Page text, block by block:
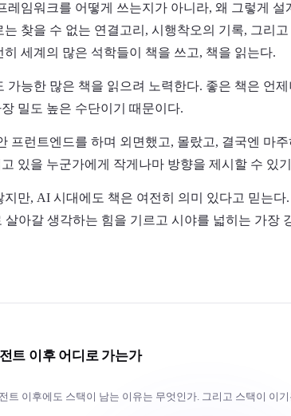
레임워크를 어떻게 쓰는지가 아니라, 왜 그렇게
찾을 수 없는 연결고리, 시행착오의 기록, 그리
세계의 많은 석학들이 책을 쓰고, 책을 읽는다.
가능한 많은 책을 읽으려 노력한다. 좋은 책은 언
밀도 높은 수단이기 때문이다.
프런트엔드를 하며 외면했고, 몰랐고, 결국엔 마
있을 누군가에게 작게나마 방향을 제시할 수 있
지만, AI 시대에도 책은 여전히 의미 있다고 믿는
아갈 생각하는 힘을 기르고 시야를 넓히는 가장
트 이후 어디로 가는가
트 이후에도 스택이 남는 이유는 무엇인가. 그리고 스택이 이